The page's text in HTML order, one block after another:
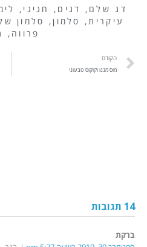
דג שלם , דגים , חגיגי ,
עיקרית , סלמון, סלמון
פרווה ,
הקודם
מוס מנגו וקוקוס טבעוני
14 תגובות
ברקת